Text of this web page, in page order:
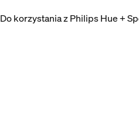
Do korzystania z Philips Hue +